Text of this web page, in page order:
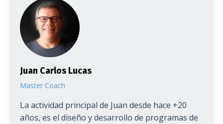
Juan Carlos Lucas
Master Coach
La actividad principal de Juan desde hace +20
años, es el diseño y desarrollo de programas de